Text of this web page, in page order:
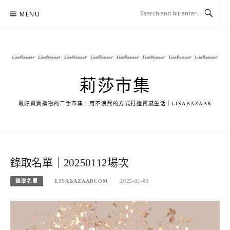
MENU
莉莎市集
最好買賣換物的二手市集｜用不浪費的方式打造質感生活｜LISABAZAAR
錄取名單｜20250112場次
錄取名單 LISABAZAARCOM 2025-01-09